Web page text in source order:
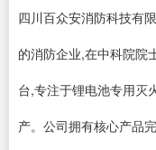
四川百众安消防科技有
的消防企业,在中科院院
台,专注于锂电池专用灭
产。公司拥有核心产品